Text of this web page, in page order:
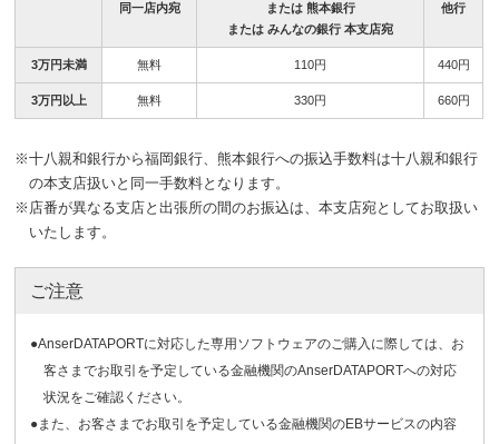
同一店内宛
または 熊本銀行
または みんなの銀行 本支店宛
他行
3万円未満 無料 110円 440円
3万円以上 無料 330円 660円
※十八親和銀行から福岡銀行、熊本銀行への振込手数料は十八親和銀行
の本支店扱いと同一手数料となります。
※ 店番が異なる支店と出張所の間のお振込は、本支店宛としてお取扱い
いたします。
ご注意
●AnserDATAPORTに対応した専用ソフトウェアのご購入に際しては、お
客さまでお取引を予定している金融機関のAnserDATAPORTへの対応
状況をご確認ください。
●また、お客さまでお取引を予定している金融機関のEBサービスの内容